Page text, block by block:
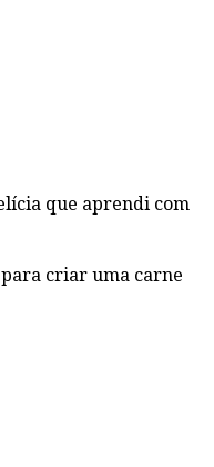
que aprendi com
para criar uma carne